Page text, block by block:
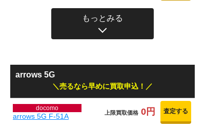
もっとみる
arrows 5G
売るなら早めに買取申込！
docomo
arrows 5G F-51A 上限買取価格 0円 査定する